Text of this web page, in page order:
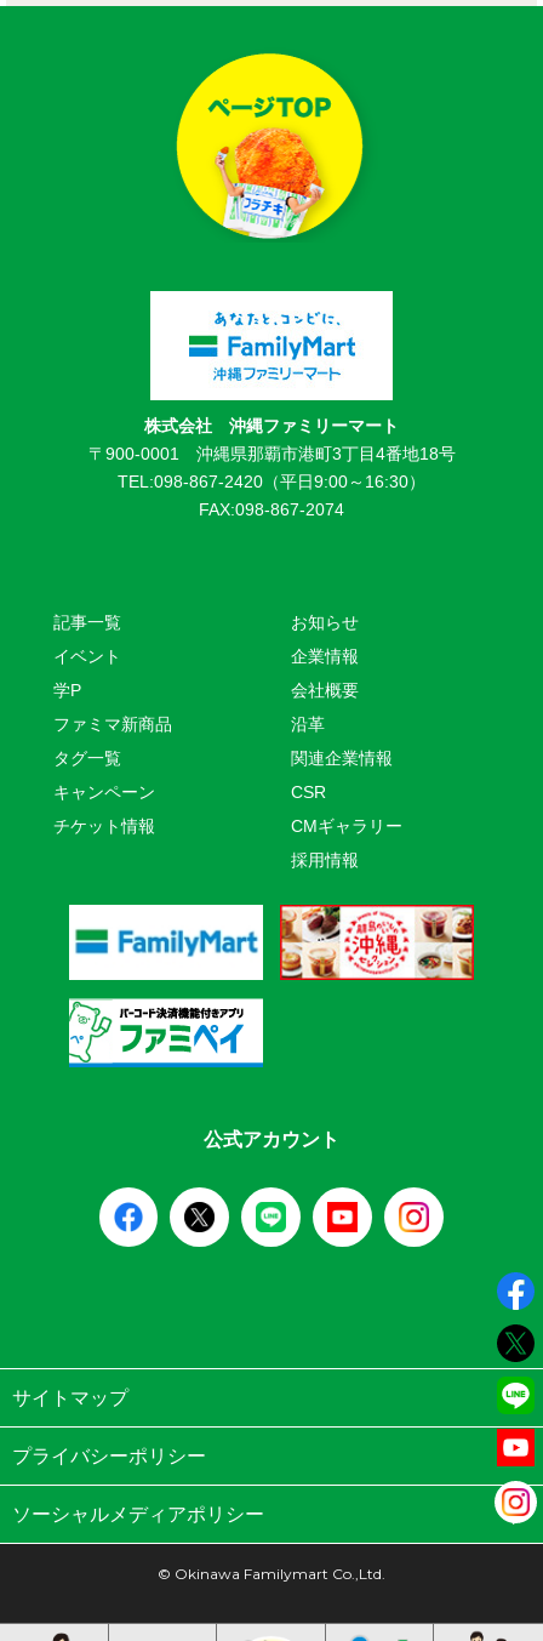
株式会社 沖縄ファミリーマート
〒900-0001 沖縄県那覇市港町3丁目4番地18号
TEL:098-867-2420（平日9:00～16:30）
FAX:098-867-2074
記事一覧
イベント
学P
ファミマ新商品
タグ一覧
キャンペーン
チケット情報
お知らせ
企業情報
会社概要
沿革
関連企業情報
CSR
CMギャラリー
採用情報
公式アカウント
サイトマップ
プライバシーポリシー
ソーシャルメディアポリシー
© Okinawa Familymart Co.,Ltd.